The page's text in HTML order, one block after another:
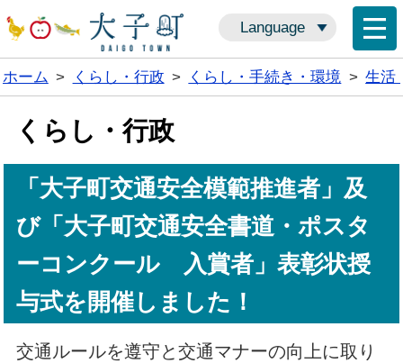
Language
ホーム > くらし・行政 > くらし・手続き・環境 > 生活
くらし・行政
「大子町交通安全模範推進者」及
び「大子町交通安全書道・ポスタ
ーコンクール 入賞者」表彰状授
与式を開催しました！
交通ルールを遵守と交通マナーの向上に取り